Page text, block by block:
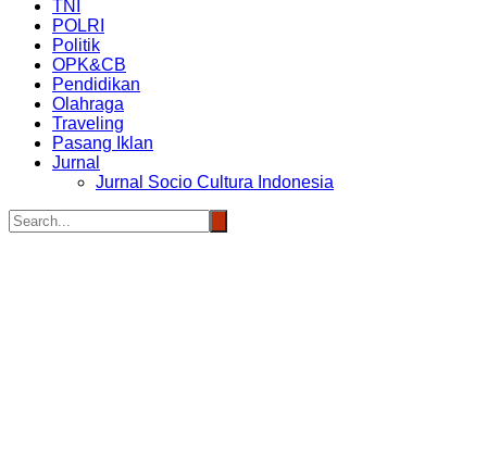
TNI
POLRI
Politik
OPK&CB
Pendidikan
Olahraga
Traveling
Pasang Iklan
Jurnal
Jurnal Socio Cultura Indonesia